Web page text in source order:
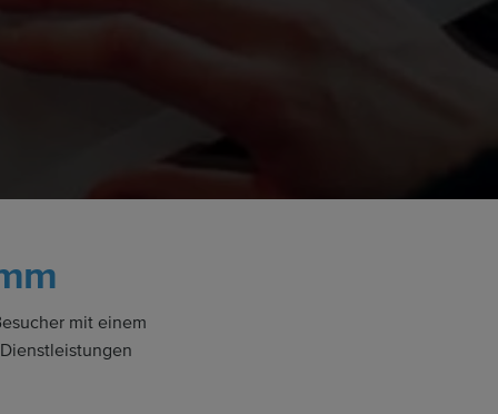
mit einem